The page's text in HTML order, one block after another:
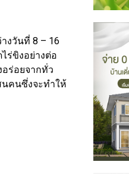
งวันที่ 8 – 16
ร่ขิงอย่างต่อ
ร่อยจากทั่ว
คนซึ่งจะทำให้